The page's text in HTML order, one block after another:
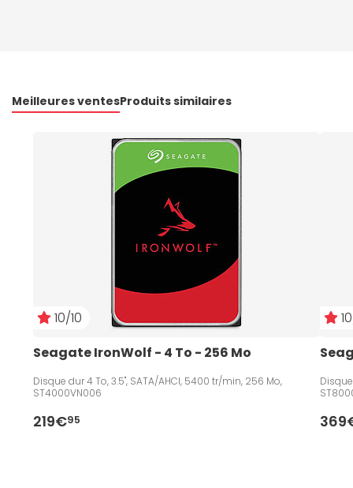
Meilleures ventesProduits similaires
10/10
Seagate IronWolf - 4 To - 256 Mo
Disque dur 4 To, 3.5", SATA/AHCI, 5400 tr/min, 256 Mo,
ST4000VN006
219€95